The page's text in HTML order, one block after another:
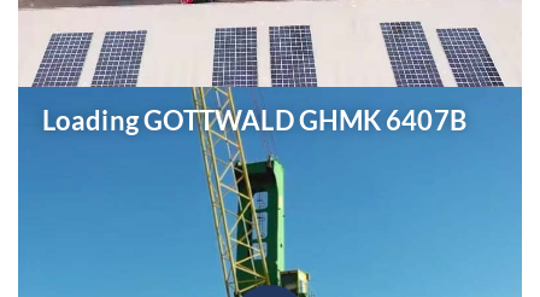
Loading GOTTWALD GHMK 6407B